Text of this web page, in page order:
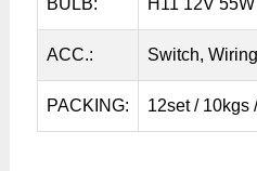
BULB: H11 12V 55W
ACC.: Switch,
PACKING: 12set / 10kgs